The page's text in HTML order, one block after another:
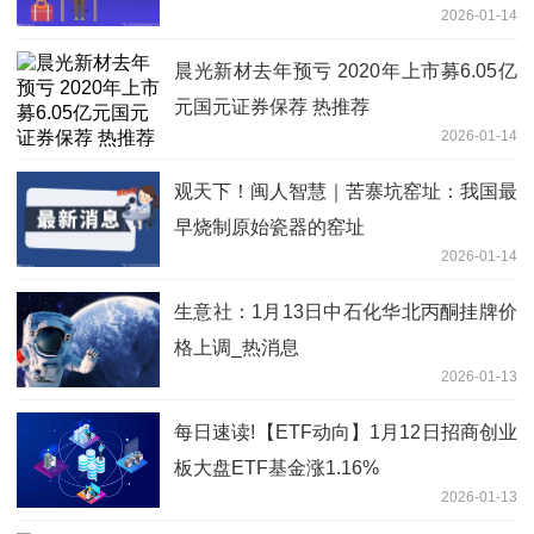
2026-01-14
晨光新材去年预亏 2020年上市募6.05亿
元国元证券保荐 热推荐
2026-01-14
观天下！闽人智慧｜苦寨坑窑址：我国最
早烧制原始瓷器的窑址
2026-01-14
生意社：1月13日中石化华北丙酮挂牌价
格上调_热消息
2026-01-13
每日速读!【ETF动向】1月12日招商创业
板大盘ETF基金涨1.16%
2026-01-13